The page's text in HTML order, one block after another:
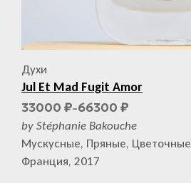
Духи
Jul Et Mad Fugit Amor
33000 ₽–66300 ₽
by Stéphanie Bakouche
Мускусные, Пряные, Цветочные
Франция, 2017